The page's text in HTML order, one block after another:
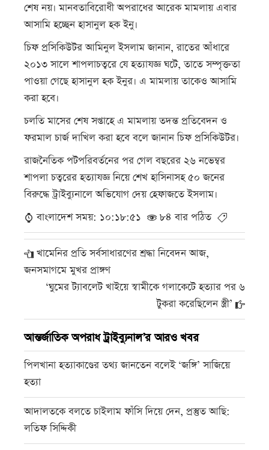
শেষ নয়। মানবতাবিরোধী অপরাধের আরেক মামলায় এবার
আসামি হচ্ছেন হাসানুল হক ইনু।
চিফ প্রসিকিউটর আমিনুল ইসলাম জানান, রাতের আঁধারে
২০১৩ সালে শাপলাচত্বরে যে হত্যাযজ্ঞ ঘটে, তাতে সম্পৃক্ততা
পাওয়া গেছে হাসানুল হক ইনুর। এ মামলায় তাকেও আসামি
করা হবে।
চলতি মাসের শেষ সপ্তাহে এ মামলায় তদন্ত প্রতিবেদন ও
ফরমাল চার্জ দাখিল করা হবে বলে জানান চিফ প্রসিকিউটর।
রাজনৈতিক পটপরিবর্তনের পর গেল বছরের ২৬ নভেম্বর
শাপলা চত্বরের হত্যাযজ্ঞ নিয়ে শেখ হাসিনাসহ ৫০ জনের
বিরুদ্ধে ট্রাইব্যুনালে অভিযোগ দেয় হেফাজতে ইসলাম।
বাংলাদেশ সময়: ১০:১৮:৫১
৮৪ বার পঠিত
খামেনির প্রতি সর্বসাধারণের শ্রদ্ধা নিবেদন আজ,
জনসমাগমে মুখর প্রাঙ্গণ
‘ঘুমের ট্যাবলেট খাইয়ে স্বামীকে গলাকেটে হত্যার পর ৬
টুকরা করেছিলেন স্ত্রী’
আন্তর্জাতিক অপরাধ ট্রাইব্যুনাল’র আরও খবর
পিলখানা হত্যাকাণ্ডের তথ্য জানতেন বলেই ‘জঙ্গি’ সাজিয়ে
হত্যা
আদালতকে বলতে চাইলাম ফাঁসি দিয়ে দেন, প্রস্তুত আছি:
লতিফ সিদ্দিকী